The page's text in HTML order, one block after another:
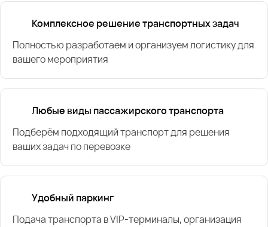
Комплексное решение транспортных задач
Полностью разработаем и организуем логистику для
вашего мероприятия
Любые виды пассажирского транспорта
Подберём подходящий транспорт для решения
ваших задач по перевозке
Удобный паркинг
Подача транспорта в VIP-терминалы, организация